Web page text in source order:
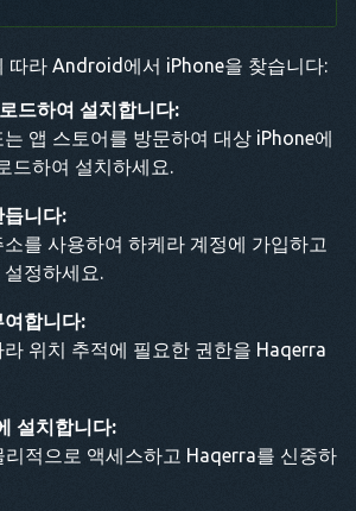
따라 Android에서 iPhone을 찾습니다:
드하여 설치합니다:
앱 스토어를 방문하여 대상 iPhone에
드하여 설치하세요.
듭니다:
를 사용하여 하케라 계정에 가입하고
설정하세요.
여합니다:
위치 추적에 필요한 권한을 Haqerra
설치합니다:
리적으로 액세스하고 Haqerra를 신중하